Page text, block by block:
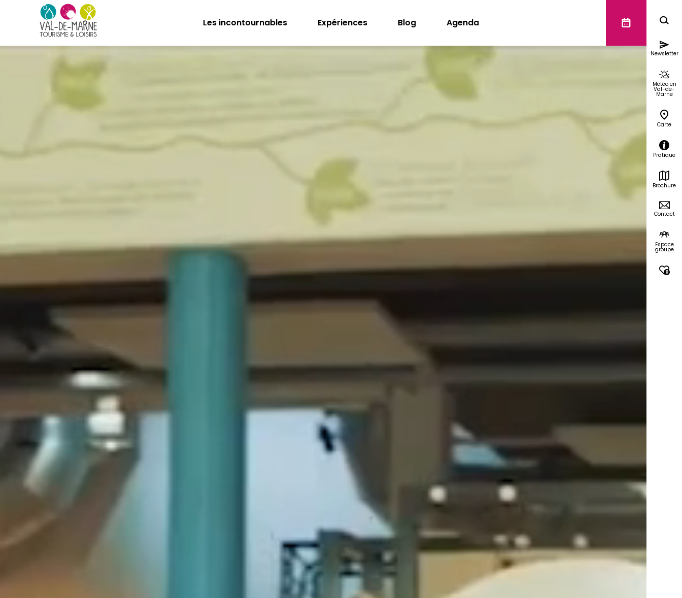
Les incontournables Expériences Blog Agenda
Newsletter
Météo en
Val-de-
Marne
Carte
Pratique
Brochure
Contact
Espace
groupe
0